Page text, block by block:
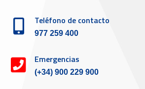
Teléfono de contacto
977 259 400
Emergencias
(+34) 900 229 900